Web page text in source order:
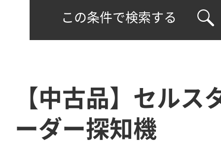
この条件で検索する
【中古品】セル
ーダー探知機